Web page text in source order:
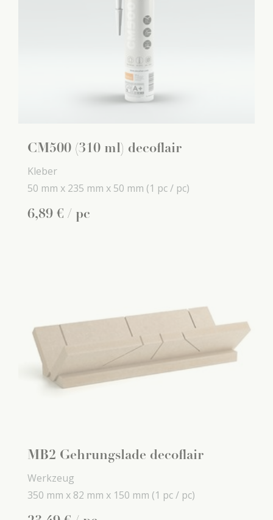
CM500 (310 ml) decoflair
Kleber
50 mm x 235 mm x 50 mm (1 pc / pc)
6,89 € / pc
MB2 Gehrungslade decoflair
Werkzeug
350 mm x 82 mm x 150 mm (1 pc / pc)